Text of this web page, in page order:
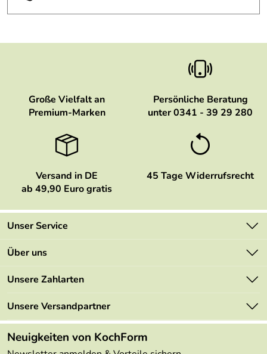
Große Vielfalt an
Premium-Marken
Persönliche Beratung
unter 0341 - 39 29 280
Versand in DE
ab 49,90 Euro gratis
45 Tage Widerrufsrecht
Unser Service
Kontakt
Mehrwertsteuerfrei
Retourenportal
FAQs
Lieferbedingungen
Über uns
Marken
Angebote
Made in Germany
Unsere Zahlarten
Unsere Versandpartner
Neuigkeiten von KochForm